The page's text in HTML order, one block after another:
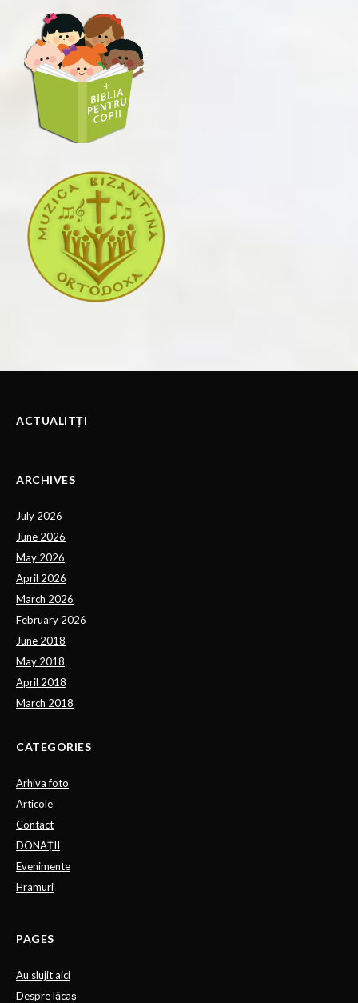
ACTUALITȚI
ARCHIVES
July 2026
June 2026
May 2026
April 2026
March 2026
February 2026
June 2018
May 2018
April 2018
March 2018
CATEGORIES
Arhiva foto
Articole
Contact
DONAȚII
Evenimente
Hramuri
PAGES
Au slujit aici
Despre lăcaș